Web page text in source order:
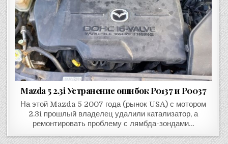
Mazda 5 2.3i Устранение ошибок P0137 и P0037
На этой Mazda 5 2007 года (рынок USA) с мотором
2.3i прошлый владелец удалили катализатор, а
ремонтировать проблему с лямбда-зондами…